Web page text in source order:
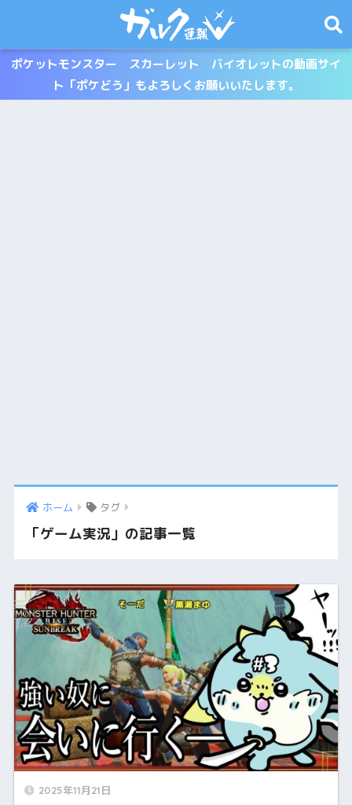
ポケットモンスター スカーレット バイオレットの動画サイ
ト「ポケどう」もよろしくお願いいたします。
ホーム タグ
「ゲーム実況」の記事一覧
2025年11月21日